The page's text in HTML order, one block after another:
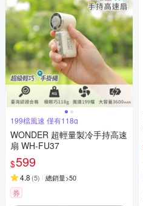
199檔風速 僅有118g
WONDER 超輕量製冷手持高速
扇 WH-FU37
$599
4.8 (5) 總銷量>50
券